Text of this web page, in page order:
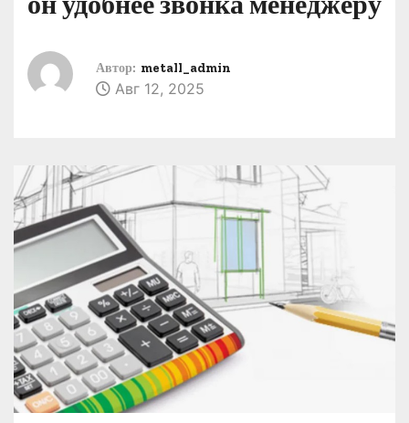
Автор: metall_admin
Авг 12, 2025